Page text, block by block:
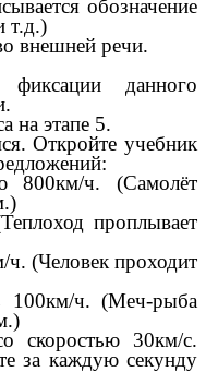
обозначение
т.д.)
внешней речи.
данного
на этапе 5.
Откройте учебник
800км/ч. (Самолёт
проплывает
ч. (Человек проходит
100км/ч. (Меч-рыба
скоростью 30км/с.
за каждую секунду